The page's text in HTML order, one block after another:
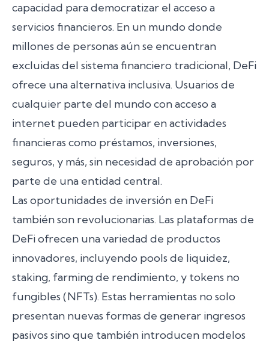
capacidad para democratizar el acceso a
servicios financieros. En un mundo donde
millones de personas aún se encuentran
excluidas del sistema financiero tradicional, DeFi
ofrece una alternativa inclusiva. Usuarios de
cualquier parte del mundo con acceso a
internet pueden participar en actividades
financieras como préstamos, inversiones,
seguros, y más, sin necesidad de aprobación por
parte de una entidad central.
Las oportunidades de inversión en DeFi
también son revolucionarias. Las plataformas de
DeFi ofrecen una variedad de productos
innovadores, incluyendo pools de liquidez,
staking, farming de rendimiento, y tokens no
fungibles (NFTs). Estas herramientas no solo
presentan nuevas formas de generar ingresos
pasivos sino que también introducen modelos